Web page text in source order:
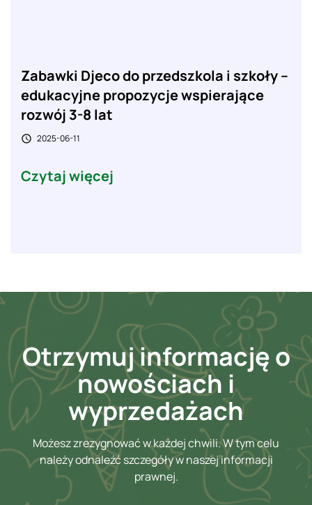
Zabawki Djeco do przedszkola i szkoły –
edukacyjne propozycje wspierające
rozwój 3-8 lat
 2025-06-11
Czytaj więcej
Otrzymuj informację o
nowościach i
wyprzedażach
Możesz zrezygnować w każdej chwili. W tym celu
należy odnaleźć szczegóły w naszej informacji
prawnej.